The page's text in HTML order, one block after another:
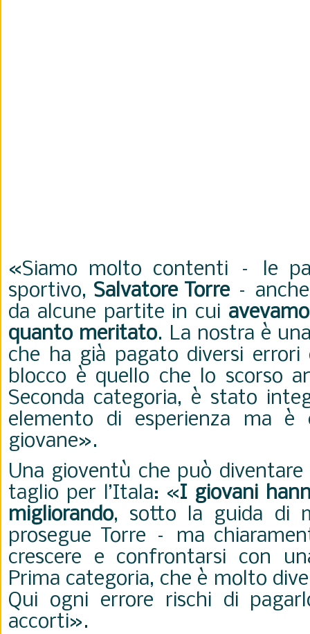
«Siamo molto contenti – le
sportivo, Salvatore Torre– anche
da alcune partite in cui
quanto meritato. La nostra è
che ha già pagato diversi errori
blocco è quello che lo scorso
Seconda categoria, è stato
elemento di esperienza ma è
giovane».
Una gioventù che può diventare
taglio per l’Itala: «I giovani
migliorando, sotto la guida di
prosegue Torre – ma
crescere e confrontarsi con
Prima categoria, che è molto
Qui ogni errore rischi di
accorti».